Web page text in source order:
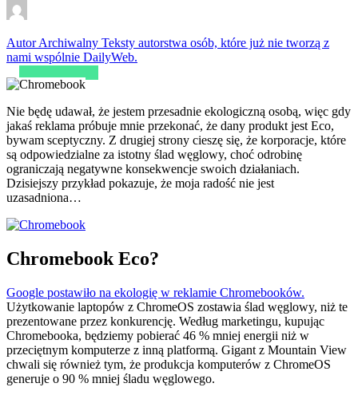
Autor Archiwalny Teksty autorstwa osób, które już nie tworzą z
nami wspólnie DailyWeb.
Nie będę udawał, że jestem przesadnie ekologiczną osobą, więc gdy
jakaś reklama próbuje mnie przekonać, że dany produkt jest Eco,
bywam sceptyczny. Z drugiej strony cieszę się, że korporacje, które
są odpowiedzialne za istotny ślad węglowy, choć odrobinę
ograniczają negatywne konsekwencje swoich działaniach.
Dzisiejszy przykład pokazuje, że moja radość nie jest
uzasadniona…
Chromebook Eco?
Google postawiło na ekologię w reklamie Chromebooków.
Użytkowanie laptopów z ChromeOS zostawia ślad węglowy, niż te
prezentowane przez konkurencję. Według marketingu, kupując
Chromebooka, będziemy pobierać 46 % mniej energii niż w
przeciętnym komputerze z inną platformą. Gigant z Mountain View
chwali się również tym, że produkcja komputerów z ChromeOS
generuje o 90 % mniej śladu węglowego.